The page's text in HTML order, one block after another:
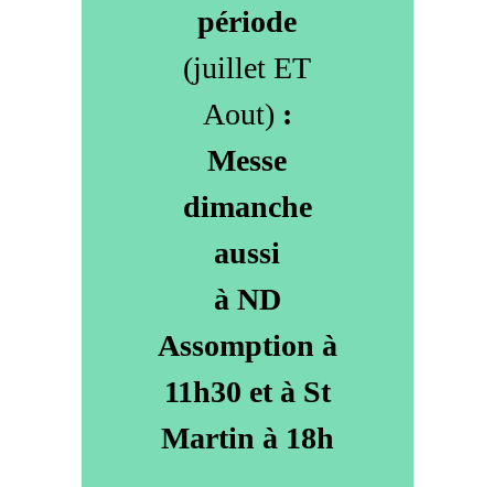
période
(juillet ET
Aout) :
Messe
dimanche
aussi
à ND
Assomption à
11h30 et à St
Martin à 18h